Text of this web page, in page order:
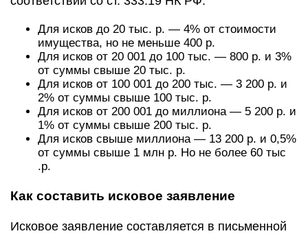
Для исков до 20 тыс. р. — 4% от стоимости
имущества, но не меньше 400 р.
Для исков от 20 001 до 100 тыс. — 800 р. и 3%
от суммы свыше 20 тыс. р.
Для исков от 100 001 до 200 тыс. — 3 200 р. и
2% от суммы свыше 100 тыс. р.
Для исков от 200 001 до миллиона — 5 200 р. и
1% от суммы свыше 200 тыс. р.
Для исков свыше миллиона — 13 200 р. и 0,5%
от суммы свыше 1 млн р. Но не более 60 тыс
.р.
Как составить исковое заявление
Исковое заявление составляется в письменной